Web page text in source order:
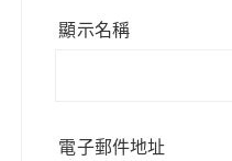
顯示名稱
電子郵件地址